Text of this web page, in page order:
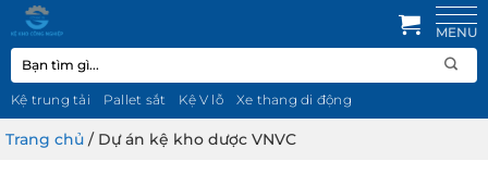
qua
nội
dung
Tìm
kiếm:
Kệ trung tải Pallet sắt Kệ V lỗ Xe thang di động
Trang chủ / Dự án kệ kho dược VNVC